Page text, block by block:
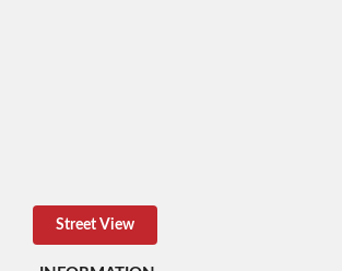
Street View